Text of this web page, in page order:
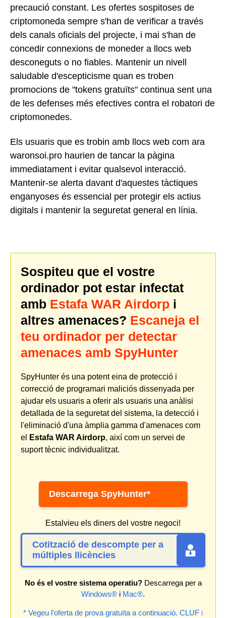
precaució constant. Les ofertes sospitoses de
criptomoneda sempre s'han de verificar a través
dels canals oficials del projecte, i mai s'han de
concedir connexions de moneder a llocs web
desconeguts o no fiables. Mantenir un nivell
saludable d'escepticisme quan es troben
promocions de "tokens gratuïts" continua sent una
de les defenses més efectives contra el robatori de
criptomonedes.
Els usuaris que es trobin amb llocs web com ara
waronsoi.pro haurien de tancar la pàgina
immediatament i evitar qualsevol interacció.
Mantenir-se alerta davant d'aquestes tàctiques
enganyoses és essencial per protegir els actius
digitals i mantenir la seguretat general en línia.
Sospiteu que el vostre
ordinador pot estar infectat
amb Estafa WAR Airdorp i
altres amenaces? Escaneja el
teu ordinador per detectar
amenaces amb SpyHunter
SpyHunter és una potent eina de protecció i
correcció de programari maliciós dissenyada per
ajudar els usuaris a oferir als usuaris una anàlisi
detallada de la seguretat del sistema, la detecció i
l'eliminació d'una àmplia gamma d'amenaces com
el
Estafa WAR Airdorp, així com un servei de
suport tècnic individualitzat.
Descarrega SpyHunter*
Estalvieu els diners del vostre negoci!
Cotització de descompte per a
múltiples llicències
No és el vostre sistema operatiu?Descarrega per a
Windows® i Mac®.
* Vegeu l'oferta de prova gratuïta a continuació. CLUF i